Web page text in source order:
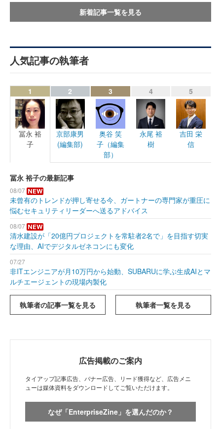
新着記事一覧を見る
人気記事の執筆者
1
冨永 裕
子
2
京部康男
(編集部)
3
奥谷 笑
子（編集
部）
4
永尾 裕
樹
5
吉田 栄
信
冨永 裕子の最新記事
08/07
未曾有のトレンドが押し寄せる今、ガートナーの専門家が重圧に
悩むセキュリティリーダーへ送るアドバイス
08/07
清水建設が「20億円プロジェクトを常駐者2名で」を目指す切実
な理由、AIでデジタルゼネコンにも変化
07/27
非ITエンジニアが月10万円から始動、SUBARUに学ぶ生成AIとマ
ルチエージェントの現場内製化
執筆者の記事一覧を見る 執筆者一覧を見る
広告掲載のご案内
タイアップ記事広告、バナー広告、リード獲得など、広告メニ
ューは媒体資料をダウンロードしてご覧いただけます。
なぜ「EnterpriseZine」を選んだのか？